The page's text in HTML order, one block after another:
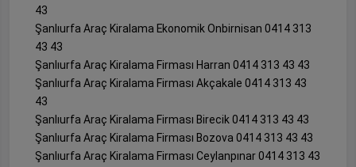
43
Şanlıurfa Araç Kiralama Ekonomik Onbirnisan 0414 313
43 43
Şanlıurfa Araç Kiralama Firması Harran 0414 313 43 43
Şanlıurfa Araç Kiralama Firması Akçakale 0414 313 43
43
Şanlıurfa Araç Kiralama Firması Birecik 0414 313 43 43
Şanlıurfa Araç Kiralama Firması Bozova 0414 313 43 43
Şanlıurfa Araç Kiralama Firması Ceylanpınar 0414 313 43